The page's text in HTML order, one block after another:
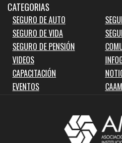
CATEGORIAS
SEGURO DE AUTO
SEGURO DE VIDA
SEGURO DE PENSIÓN
VIDEOS
CAPACITACIÓN
EVENTOS